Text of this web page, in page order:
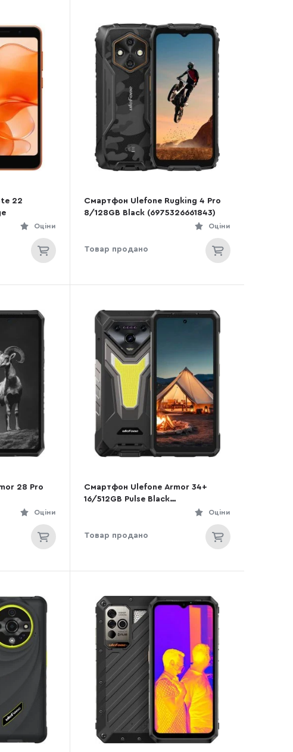
22
Оціни
Смартфон Ulefone Rugking 4 Pro
8/128GB Black (6975326661843)
Оціни
Товар продано
28 Pro
Оціни
Смартфон Ulefone Armor 34+
16/512GB Pulse Black
Оціни
Товар продано